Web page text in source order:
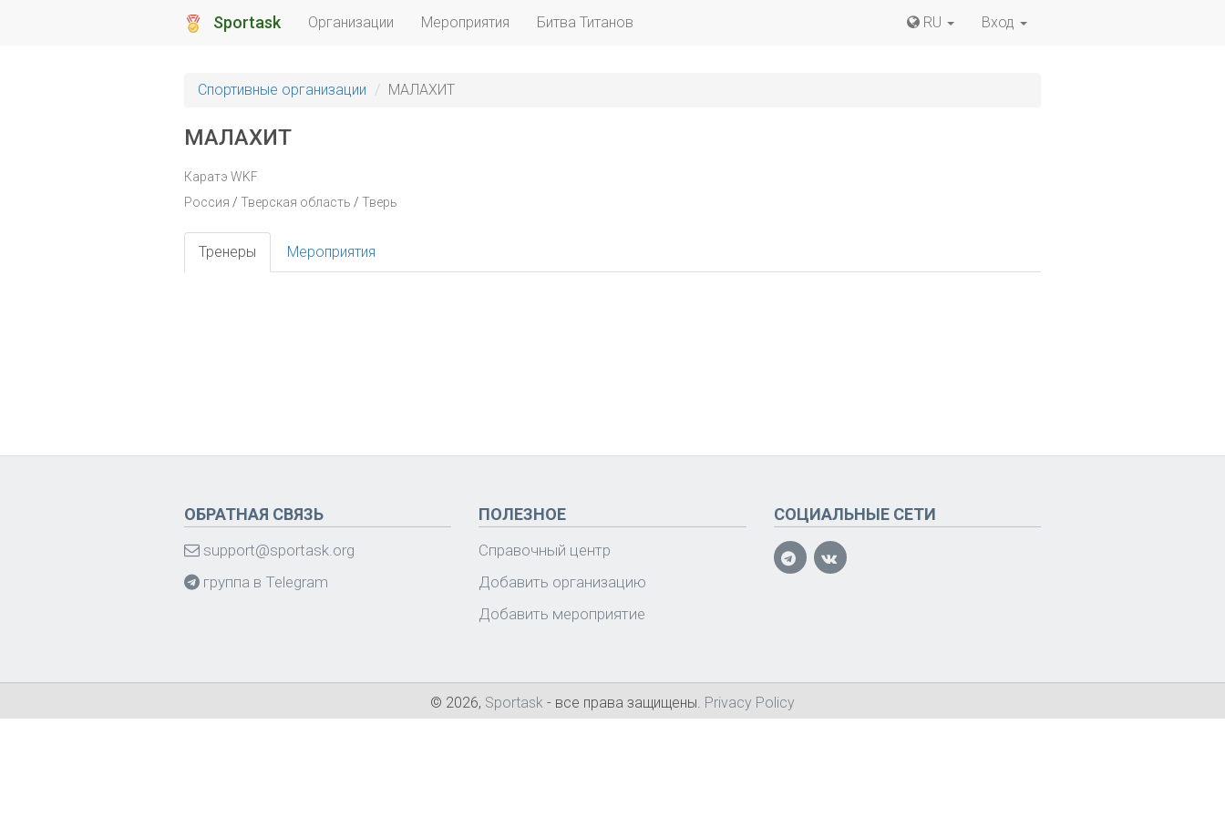
Sportask Организации Мероприятия Битва Титанов RU Вход
Спортивные организации МАЛАХИТ
МАЛАХИТ
Каратэ WKF
Россия / Тверская область / Тверь
Тренеры Мероприятия
ОБРАТНАЯ СВЯЗЬ
support@sportask.org
группа в Telegram
ПОЛЕЗНОЕ
Справочный центр
Добавить организацию
Добавить мероприятие
СОЦИАЛЬНЫЕ СЕТИ
© 2026, Sportask - все права защищены. Privacy Policy